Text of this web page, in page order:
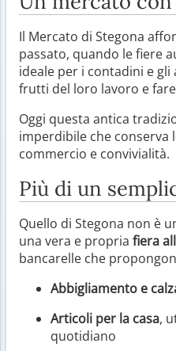
Il Mercato di Stegona
passato, quando le fiere
ideale per i contadini e
frutti del loro lavoro e
Oggi questa antica
imperdibile che
commercio e convivialità.
Più di un
Quello di Stegona non è
una vera e propria fiera
bancarelle che
Abbigliamento e
Articoli per la casa,
quotidiano